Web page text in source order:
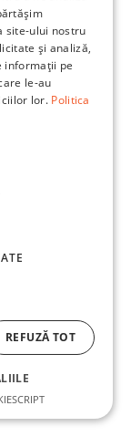
site-ului nostru
și analiză,
informații pe
le-au
lor. Politica
REFUZĂ TOT